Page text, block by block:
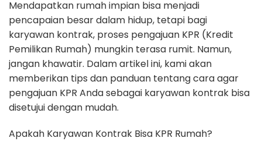
Mendapatkan rumah impian bisa menjadi
pencapaian besar dalam hidup, tetapi bagi
karyawan kontrak, proses pengajuan KPR (Kredit
Pemilikan Rumah) mungkin terasa rumit. Namun,
jangan khawatir. Dalam artikel ini, kami akan
memberikan tips dan panduan tentang cara agar
pengajuan KPR Anda sebagai karyawan kontrak bisa
disetujui dengan mudah.
Apakah Karyawan Kontrak Bisa KPR Rumah?